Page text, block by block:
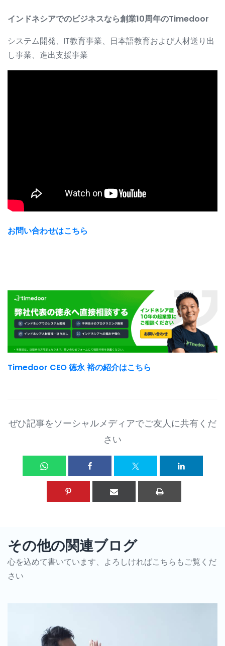
インドネシアでのビジネスなら創業10周年のTimedoor
システム開発、IT教育事業、日本語教育および人材送り出
し事業、進出支援事業
お問い合わせはこちら
Timedoor CEO 徳永 裕の紹介はこちら
ぜひ記事をソーシャルメディアでご友人に共有くだ
さい
その他の関連ブログ
心を込めて書いています、よろしければこちらもご覧くだ
さい